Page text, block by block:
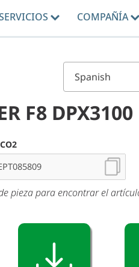
COMPAÑÍA
Spanish
F8 DPX3100
CO2
pieza para encontrar el